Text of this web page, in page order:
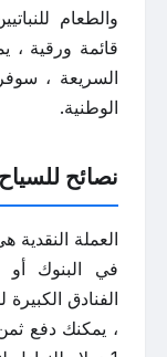
والطعام
قائمة ورقية ،
السريعة ،
الوطنية.
نصائح للسياح
العملة
في البنوك أو
الفنادق
، يمكنك دفع